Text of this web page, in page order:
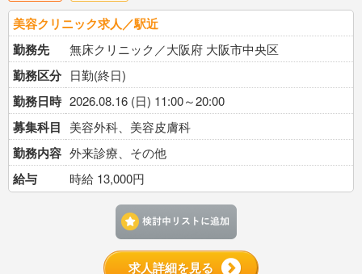
美容クリニック求人／駅近
勤務先
無床クリニック／大阪府 大阪市中央区
勤務区分 日勤(終日)
勤務日時 2026.08.16 (日) 11:00～20:00
募集科目 美容外科、美容皮膚科
勤務内容 外来診療、その他
給与 時給 13,000円
求人詳細を見る